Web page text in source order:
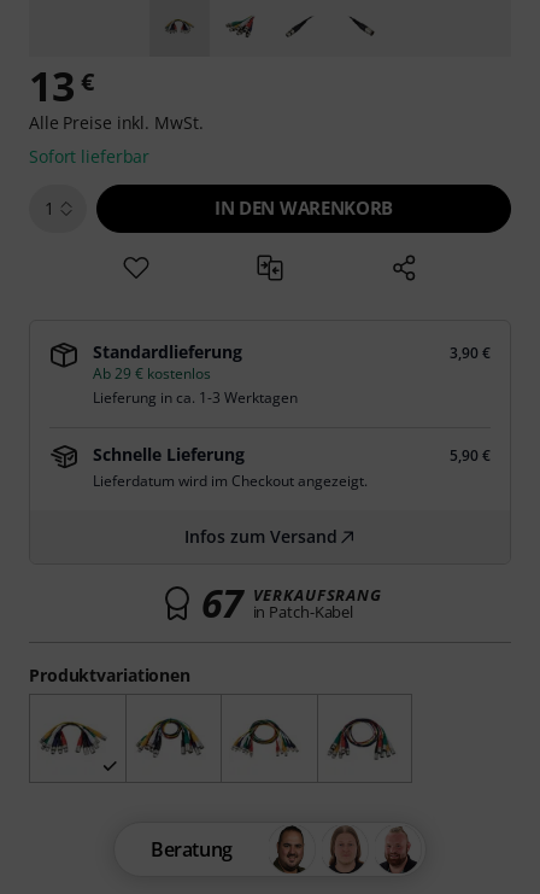
Produktvariationen
13 €
Alle Preise inkl. MwSt.
Sofort lieferbar
1 IN DEN WARENKORB
Standardlieferung
3,90 €
Ab 29 € kostenlos
Lieferung in ca. 1-3 Werktagen
Schnelle Lieferung
5,90 €
Lieferdatum wird im Checkout angezeigt.
Infos zum Versand
67 VERKAUFSRANG
in Patch-Kabel
Beratung